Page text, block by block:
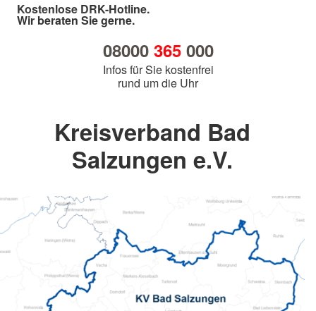
Kostenlose DRK-Hotline.
Wir beraten Sie gerne.
08000 365000
Infos für Sie kostenfrei
rund um die Uhr
Kreisverband Bad
Salzungen e.V.